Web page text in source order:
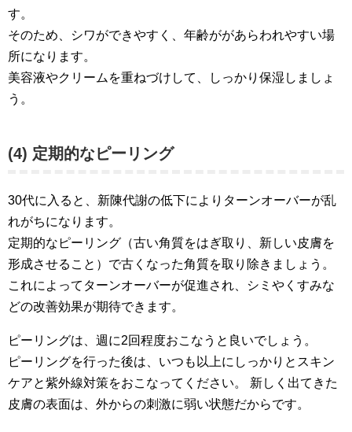
す。
そのため、シワができやすく、年齢ががあらわれやすい場
所になります。
美容液やクリームを重ねづけして、しっかり保湿しましょ
う。
(4) 定期的なピーリング
30代に入ると、新陳代謝の低下によりターンオーバーが乱
れがちになります。
定期的なピーリング（古い角質をはぎ取り、新しい皮膚を
形成させること）で古くなった角質を取り除きましょう。
これによってターンオーバーが促進され、シミやくすみな
どの改善効果が期待できます。
ピーリングは、週に2回程度おこなうと良いでしょう。
ピーリングを行った後は、いつも以上にしっかりとスキン
ケアと紫外線対策をおこなってください。 新しく出てきた
皮膚の表面は、外からの刺激に弱い状態だからです。